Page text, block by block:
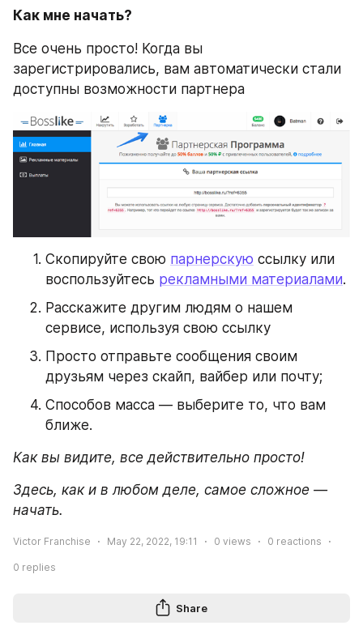
Как мне начать?
Все очень просто! Когда вы
зарегистрировались, вам автоматически стали
доступны возможности партнера
Скопируйте свою парнерскую ссылку или
воспользуйтесь рекламными материалами.
Расскажите другим людям о нашем
сервисе, используя свою ссылку
Просто отправьте сообщения своим
друзьям через скайп, вайбер или почту;
Cпособов масса — выберите то, что вам
ближе.
Как вы видите, все действительно просто!
Здесь, как и в любом деле, самое сложное —
начать.
Victor Franchise May 22, 2022, 19:11 0 views 0 reactions
0 replies
Share